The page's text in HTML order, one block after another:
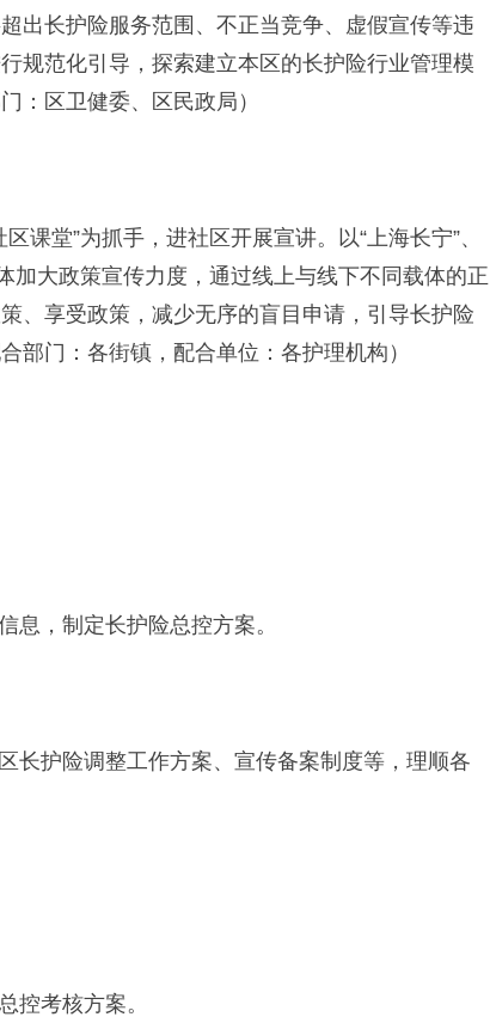
出长护险服务范围、不正当竞争、虚假宣传等违
规范化引导，探索建立本区的长护险行业管理模
：区卫健委、区民政局）
堂”为抓手，进社区开展宣讲。以“上海长宁”、
加大政策宣传力度，通过线上与线下不同载体的正
、享受政策，减少无序的盲目申请，引导长护险
部门：各街镇，配合单位：各护理机构）
，制定长护险总控方案。
护险调整工作方案、宣传备案制度等，理顺各
考核方案。